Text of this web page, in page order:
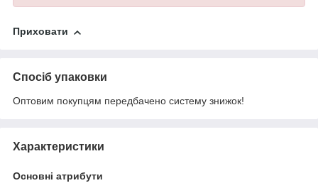
Приховати
Спосіб упаковки
Оптовим покупцям передбачено систему знижок!
Характеристики
Основні атрибути